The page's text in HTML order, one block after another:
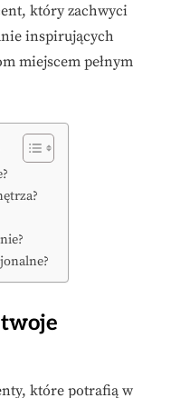
który zachwyci
inspirujących
miejscem pełnym
które potrafią w